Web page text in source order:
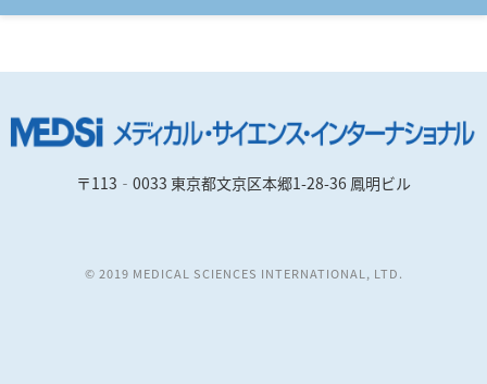
〒113‐0033 東京都文京区本郷1-28-36 鳳明ビル
© 2019 MEDICAL SCIENCES INTERNATIONAL, LTD.